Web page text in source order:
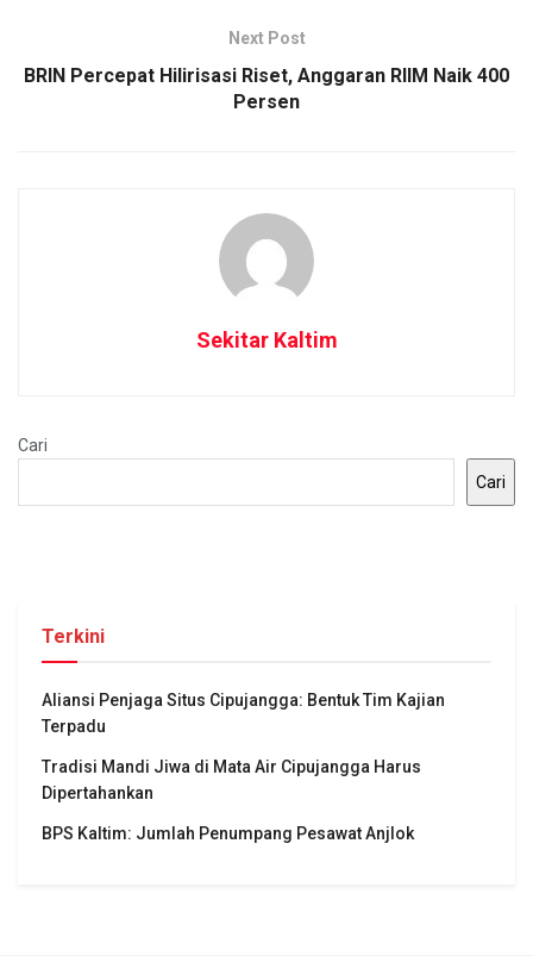
Next Post
BRIN Percepat Hilirisasi Riset, Anggaran RIIM Naik 400
Persen
Sekitar Kaltim
Cari
Cari
Terkini
Aliansi Penjaga Situs Cipujangga: Bentuk Tim Kajian
Terpadu
Tradisi Mandi Jiwa di Mata Air Cipujangga Harus
Dipertahankan
BPS Kaltim: Jumlah Penumpang Pesawat Anjlok